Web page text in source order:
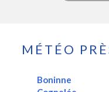
MÉTÉO
Boninne